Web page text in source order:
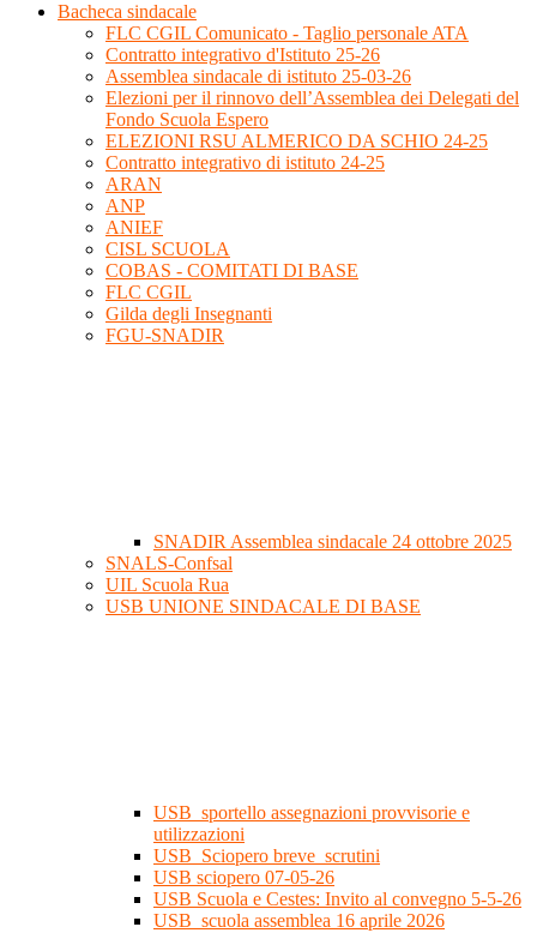
Bacheca sindacale
FLC CGIL Comunicato - Taglio personale ATA
Contratto integrativo d'Istituto 25-26
Assemblea sindacale di istituto 25-03-26
Elezioni per il rinnovo dell’Assemblea dei Delegati del
Fondo Scuola Espero
ELEZIONI RSU ALMERICO DA SCHIO 24-25
Contratto integrativo di istituto 24-25
ARAN
ANP
ANIEF
CISL SCUOLA
COBAS - COMITATI DI BASE
FLC CGIL
Gilda degli Insegnanti
FGU-SNADIR
SNADIR Assemblea sindacale 24 ottobre 2025
SNALS-Confsal
UIL Scuola Rua
USB UNIONE SINDACALE DI BASE
USB_sportello assegnazioni provvisorie e
utilizzazioni
USB_Sciopero breve_scrutini
USB sciopero 07-05-26
USB Scuola e Cestes: Invito al convegno 5-5-26
USB_scuola assemblea 16 aprile 2026